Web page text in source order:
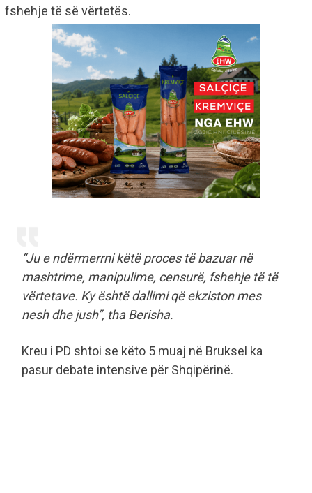
fshehje të së vërtetës.
“Ju e ndërmerrni këtë proces të bazuar në
mashtrime, manipulime, censurë, fshehje të të
vërtetave. Ky është dallimi që ekziston mes
nesh dhe jush”, tha Berisha.
Kreu i PD shtoi se këto 5 muaj në Bruksel ka
pasur debate intensive për Shqipërinë.